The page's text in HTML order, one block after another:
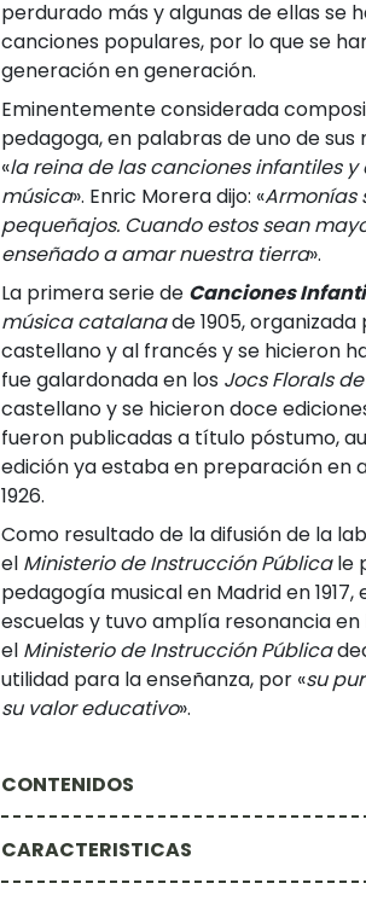
perdurado más y algunas de ellas se
canciones populares, por lo que se
generación en generación.
Eminentemente considerada
pedagoga, en palabras de uno de
«la reina de las canciones infantiles
música». Enric Morera dijo: «Armonías
pequeñajos. Cuando estos sean
enseñado a amar nuestra tierra».
La primera serie de Canciones
música catalanade 1905,
castellano y al francés y se hicieron
fue galardonada en los Jocs Florals
castellano y se hicieron doce
fueron publicadas a título póstumo,
edición ya estaba en preparación en
1926.
Como resultado de la difusión de la
el Ministerio de Instrucción Públicale
pedagogía musical en Madrid en
escuelas y tuvo amplía resonancia en
el Ministerio de Instrucción Pública
utilidad para la enseñanza, por «su
su valor educativo».
CONTENIDOS
CARACTERISTICAS